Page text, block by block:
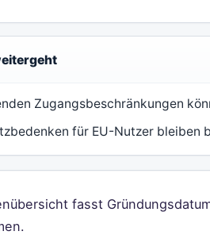
Zugangsbeschränkungen
für EU-Nutzer bleiben
fasst